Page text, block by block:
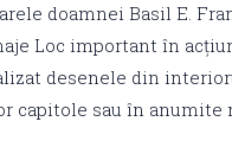
doamnei Basil E.
Loc important în
desenele din
capitole sau în anumite